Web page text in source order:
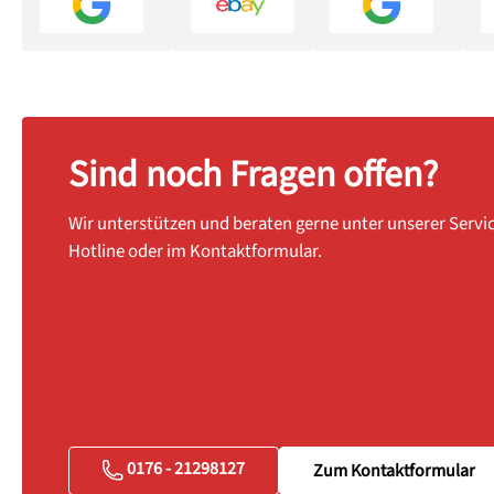
Sind noch Fragen offen?
Wir unterstützen und beraten gerne unter unserer
Hotline oder im Kontaktformular.
0176 - 21298127 Zum Kontaktformular